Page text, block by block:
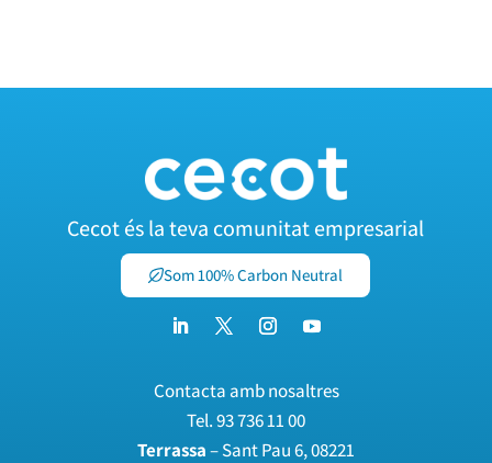
Cecot és la teva comunitat empresarial
Som 100% Carbon Neutral
Contacta amb nosaltres
Tel.93 736 11 00
Terrassa– Sant Pau 6, 08221